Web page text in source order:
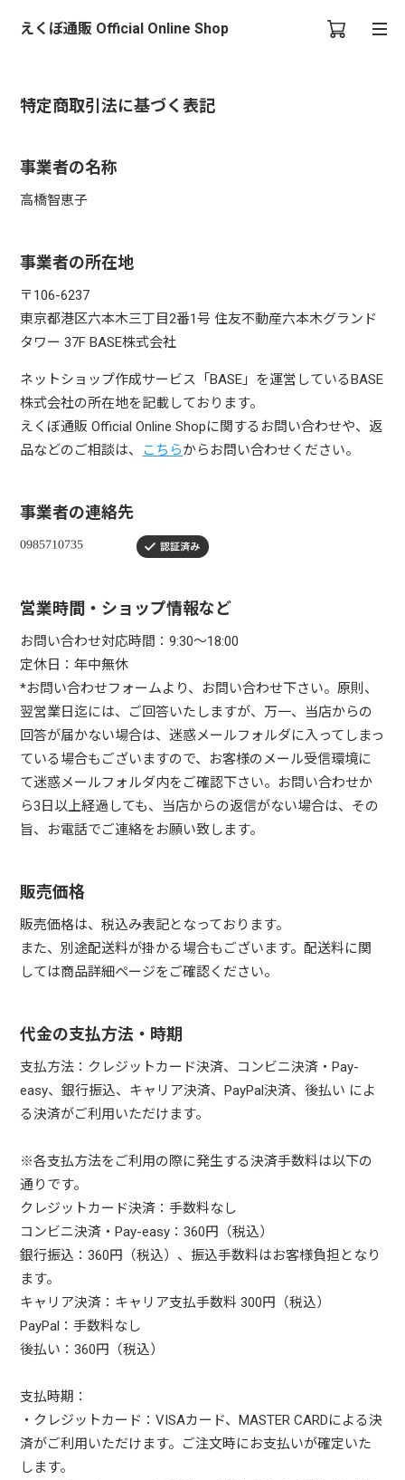
えくぼ通販 Official Online Shop
特定商取引法に基づく表記
事業者の名称
高橋智恵子
事業者の所在地
〒106-6237
東京都港区六本木三丁目2番1号 住友不動産六本木グランド
タワー 37F BASE株式会社
ネットショップ作成サービス「BASE」を運営しているBASE
株式会社の所在地を記載しております。
えくぼ通販 Official Online Shopに関するお問い合わせや、返
品などのご相談は、 こちらからお問い合わせください。
事業者の連絡先
営業時間・ショップ情報など
お問い合わせ対応時間：9:30～18:00
定休日：年中無休
*お問い合わせフォームより、お問い合わせ下さい。原則、
翌営業日迄には、ご回答いたしますが、万一、当店からの
回答が届かない場合は、迷惑メールフォルダに入ってしまっ
ている場合もございますので、お客様のメール受信環境に
て迷惑メールフォルダ内をご確認下さい。お問い合わせか
ら3日以上経過しても、当店からの返信がない場合は、その
旨、お電話でご連絡をお願い致します。
販売価格
販売価格は、税込み表記となっております。
また、別途配送料が掛かる場合もございます。配送料に関
しては商品詳細ページをご確認ください。
代金の支払方法・時期
支払方法：クレジットカード決済、コンビニ決済・Pay-
easy、銀行振込、キャリア決済、PayPal決済、後払い によ
る決済がご利用いただけます。
※各支払方法をご利用の際に発生する決済手数料は以下の
通りです。
クレジットカード決済：手数料なし
コンビニ決済・Pay-easy：360円（税込）
銀行振込：360円（税込）、振込手数料はお客様負担となり
ます。
キャリア決済：キャリア支払手数料 300円（税込）
PayPal：手数料なし
後払い：360円（税込）
支払時期：
・クレジットカード：VISAカード、MASTER CARDによる決
済がご利用いただけます。ご注文時にお支払いが確定いた
します。